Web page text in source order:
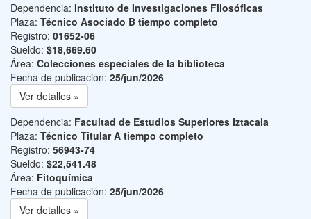
Dependencia: Instituto de Investigaciones Filosóficas
Plaza: Técnico Asociado B tiempo completo
Registro: 01652-06
Sueldo: $18,669.60
Área: Colecciones especiales de la biblioteca
Fecha de publicación: 25/jun/2026
Ver detalles »
Dependencia: Facultad de Estudios Superiores Iztacala
Plaza: Técnico Titular A tiempo completo
Registro: 56943-74
Sueldo: $22,541.48
Área: Fitoquímica
Fecha de publicación: 25/jun/2026
Ver detalles »